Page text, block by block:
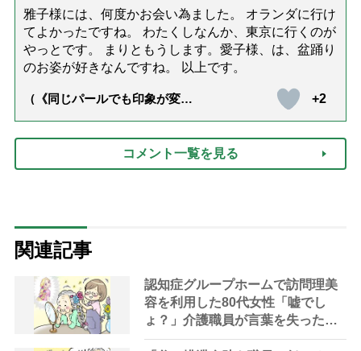
雅子様には、何度かお会い為ました。 オランダに行け
てよかったですね。 わたくしなんか、東京に行くのが
やっとです。 まりともうします。愛子様、は、盆踊り
のお姿が好きなんですね。 以上です。
（《同じパールでも印象が変
の夏ネックレス」上品＆涼しげ
に見せる4つの法則）
+2
コメント一覧を見る
関連記事
認知症グループホームで訪問理美
容を利用した80代女性「嘘でし
ょ？」介護職員が言葉を失った衝
撃のヘアスタイル